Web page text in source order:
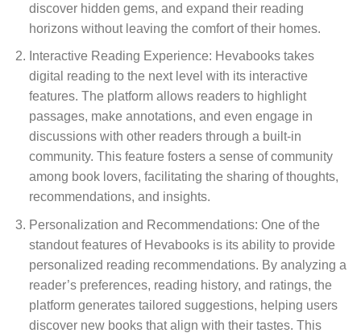
discover hidden gems, and expand their reading
horizons without leaving the comfort of their homes.
Interactive Reading Experience: Hevabooks takes
digital reading to the next level with its interactive
features. The platform allows readers to highlight
passages, make annotations, and even engage in
discussions with other readers through a built-in
community. This feature fosters a sense of community
among book lovers, facilitating the sharing of thoughts,
recommendations, and insights.
Personalization and Recommendations: One of the
standout features of Hevabooks is its ability to provide
personalized reading recommendations. By analyzing a
reader’s preferences, reading history, and ratings, the
platform generates tailored suggestions, helping users
discover new books that align with their tastes. This